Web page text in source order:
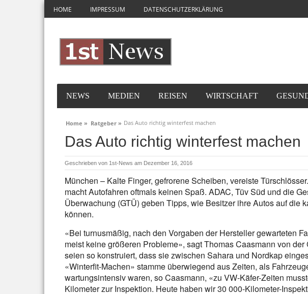
HOME IMPRESSUM DATENSCHUTZERKLÄRUNG
NEWS MEDIEN REISEN WIRTSCHAFT
Home » Ratgeber » Das Auto richtig winterfest machen
Das Auto richtig winterfest machen
Geschrieben von 1st-News am Dezember 16, 2016
München – Kalte Finger, gefrorene Scheiben, vereiste
macht Autofahren oftmals keinen Spaß. ADAC, Tüv Süd und die
Überwachung (GTÜ) geben Tipps, wie Besitzer ihre Autos auf die
können.
«Bei turnusmäßig, nach den Vorgaben der Hersteller gewarteten
meist keine größeren Probleme», sagt Thomas Caasmann von der
seien so konstruiert, dass sie zwischen Sahara und Nordkap
«Winterfit-Machen» stamme überwiegend aus Zeiten, als
wartungsintensiv waren, so Caasmann, «zu VW-Käfer-Zeiten
Kilometer zur Inspektion. Heute haben wir 30 000-Kilometer-